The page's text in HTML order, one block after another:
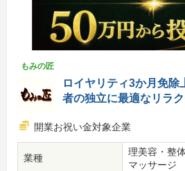
もみの匠
ロイヤリティ3か月免除
者の独立に最適なリラ
開業お祝い金対象企業
業種
理美容・整
マッサージ